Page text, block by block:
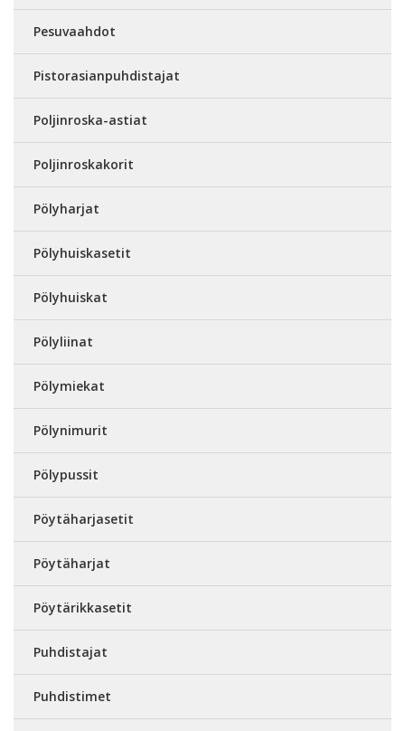
Pesuvaahdot
Pistorasianpuhdistajat
Poljinroska-astiat
Poljinroskakorit
Pölyharjat
Pölyhuiskasetit
Pölyhuiskat
Pölyliinat
Pölymiekat
Pölynimurit
Pölypussit
Pöytäharjasetit
Pöytäharjat
Pöytärikkasetit
Puhdistajat
Puhdistimet